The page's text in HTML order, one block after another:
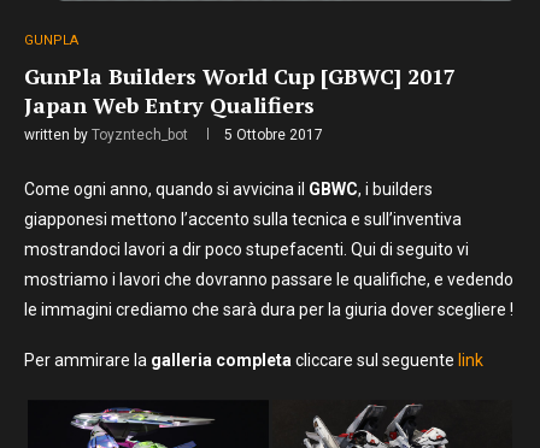
GUNPLA
GunPla Builders World Cup [GBWC] 2017
Japan Web Entry Qualifiers
written by Toyzntech_bot 5 Ottobre 2017
Come ogni anno, quando si avvicina il GBWC, i builders
giapponesi mettono l’accento sulla tecnica e sull’inventiva
mostrandoci lavori a dir poco stupefacenti. Qui di seguito vi
mostriamo i lavori che dovranno passare le qualifiche, e vedendo
le immagini crediamo che sarà dura per la giuria dover scegliere !
Per ammirare la galleria completacliccare sul seguente link